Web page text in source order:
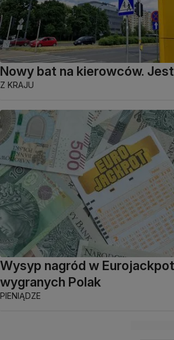
Nowy bat na kierowców.
Z KRAJU
Wysyp nagród w
wygranych Polak
PIENIĄDZE